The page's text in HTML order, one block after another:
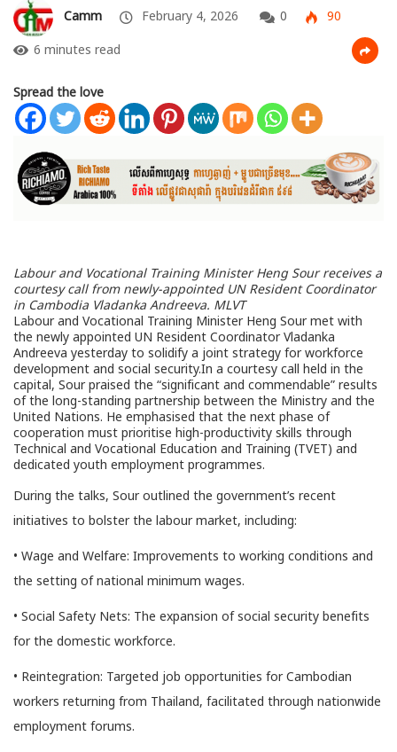
Camm February 4, 2026 0
90
6 minutes read
Spread the love
Labour and Vocational Training Minister Heng Sour receives a
courtesy call from newly-appointed UN Resident Coordinator
in Cambodia Vladanka Andreeva. MLVT
Labour and Vocational Training Minister Heng Sour met with
the newly appointed UN Resident Coordinator Vladanka
Andreeva yesterday to solidify a joint strategy for workforce
development and social security.In a courtesy call held in the
capital, Sour praised the “significant and commendable” results
of the long-standing partnership between the Ministry and the
United Nations. He emphasised that the next phase of
cooperation must prioritise high-productivity skills through
Technical and Vocational Education and Training (TVET) and
dedicated youth employment programmes.
During the talks, Sour outlined the government’s recent
initiatives to bolster the labour market, including:
• Wage and Welfare: Improvements to working conditions and
the setting of national minimum wages.
• Social Safety Nets: The expansion of social security benefits
for the domestic workforce.
• Reintegration: Targeted job opportunities for Cambodian
workers returning from Thailand, facilitated through nationwide
employment forums.